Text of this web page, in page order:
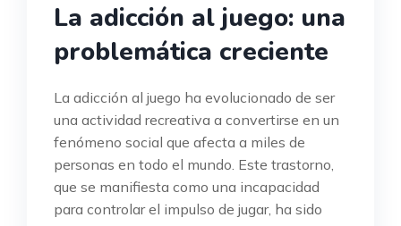
La adicción al juego: una
problemática creciente
La adicción al juego ha evolucionado de ser
una actividad recreativa a convertirse en un
fenómeno social que afecta a miles de
personas en todo el mundo. Este trastorno,
que se manifiesta como una incapacidad
para controlar el impulso de jugar, ha sido